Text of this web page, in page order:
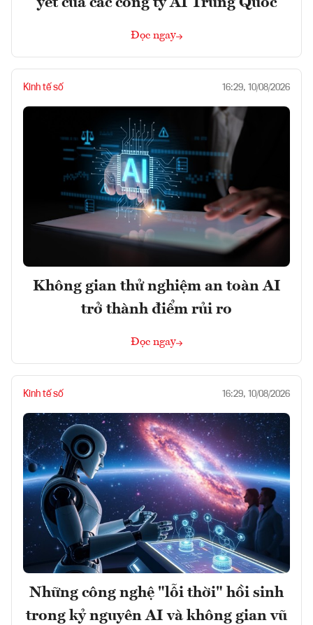
Đọc ngay
Kinh tế số 16:29, 10/08/2026
Không gian thử nghiệm an toàn AI
trở thành điểm rủi ro
Đọc ngay
Kinh tế số 16:29, 10/08/2026
Những công nghệ "lỗi thời" hồi sinh
trong kỷ nguyên AI và không gian vũ